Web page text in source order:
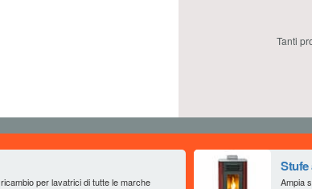
Tanti
per lavatrici di tutte le marche
Stufe
Ampia